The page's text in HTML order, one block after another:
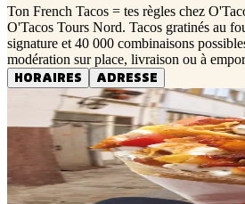
Ton French Tacos = tes règles chez
O'Tacos Tours Nord. Tacos gratinés au
signature et 40 000 combinaisons
modération sur place, livraison ou à
HORAIRES
ADRESSE